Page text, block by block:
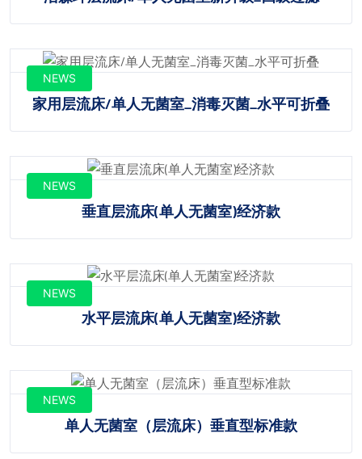
NEWS
家用层流床/单人无菌室_消毒灭菌_水平可折叠
NEWS
垂直层流床(单人无菌室)经济款
NEWS
水平层流床(单人无菌室)经济款
NEWS
单人无菌室（层流床）垂直型标准款